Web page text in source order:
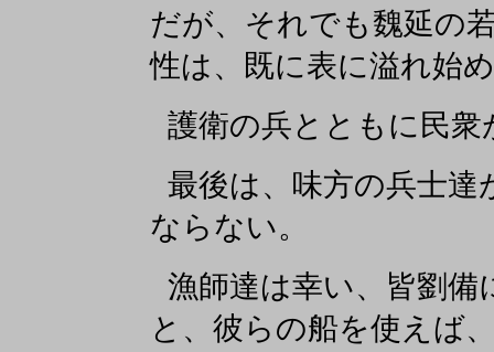
だが、それでも魏延の
性は、既に表に溢れ始
護衛の兵とともに民衆
最後は、味方の兵士
ならない。
漁師達は幸い、皆劉備
と、彼らの船を使えば